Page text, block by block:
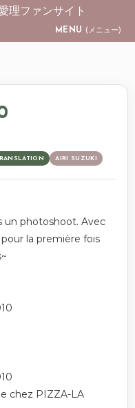
理ファンサイト
MENU (メニュー)
AIRI SUZUKI
un photoshoot. Avec
la première fois
chez PIZZA-LA